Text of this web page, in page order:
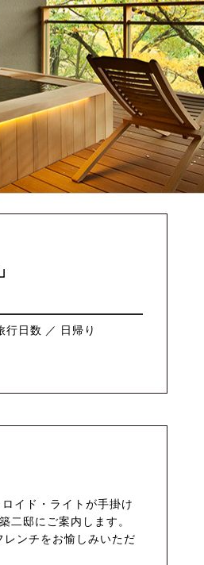
行日数 ／ 日帰り
イド・ライトが手掛け
二邸にご案内します。
ンチをお愉しみいただ